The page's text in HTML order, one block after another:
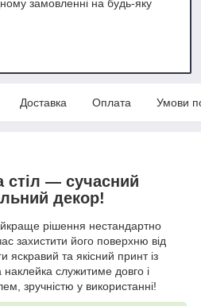
замовленні на будь-яку
Доставка Оплата Умови
стіл —сучасний
декор!
рішення нестандартно
захистити його поверхню від
та якісний принт із
служитиме довго і
зручністю у використанні!